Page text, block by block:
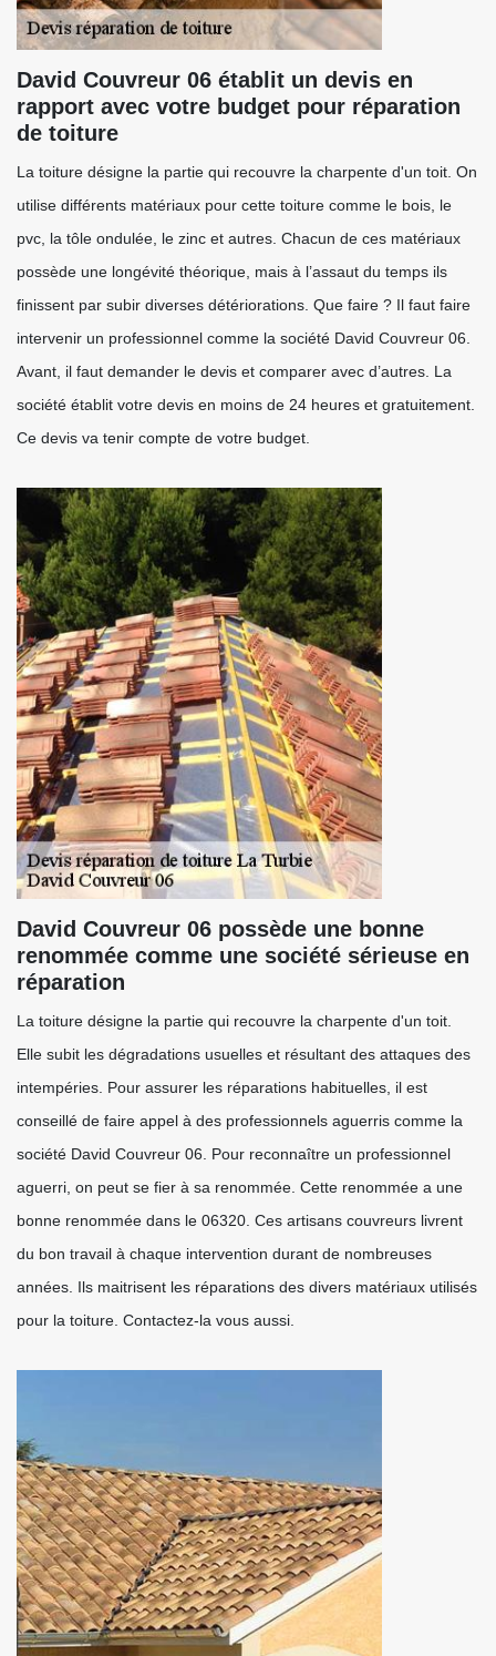
David Couvreur 06 établit un devis en
rapport avec votre budget pour réparation
de toiture
La toiture désigne la partie qui recouvre la charpente d'un toit. On
utilise différents matériaux pour cette toiture comme le bois, le
pvc, la tôle ondulée, le zinc et autres. Chacun de ces matériaux
possède une longévité théorique, mais à l’assaut du temps ils
finissent par subir diverses détériorations. Que faire ? Il faut faire
intervenir un professionnel comme la société David Couvreur 06.
Avant, il faut demander le devis et comparer avec d’autres. La
société établit votre devis en moins de 24 heures et gratuitement.
Ce devis va tenir compte de votre budget.
David Couvreur 06 possède une bonne
renommée comme une société sérieuse en
réparation
La toiture désigne la partie qui recouvre la charpente d'un toit.
Elle subit les dégradations usuelles et résultant des attaques des
intempéries. Pour assurer les réparations habituelles, il est
conseillé de faire appel à des professionnels aguerris comme la
société David Couvreur 06. Pour reconnaître un professionnel
aguerri, on peut se fier à sa renommée. Cette renommée a une
bonne renommée dans le 06320. Ces artisans couvreurs livrent
du bon travail à chaque intervention durant de nombreuses
années. Ils maitrisent les réparations des divers matériaux utilisés
pour la toiture. Contactez-la vous aussi.